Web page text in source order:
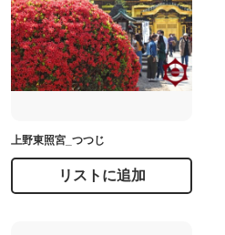
上野東照宮_つつじ
リストに追加